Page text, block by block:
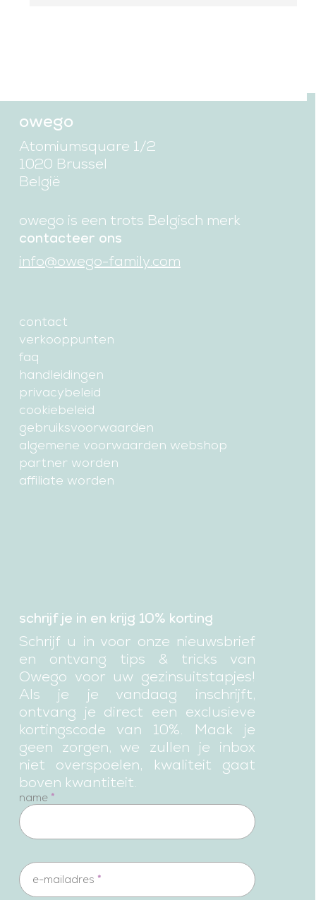
owego
Atomiumsquare 1/2
1020 Brussel
België
owego is een trots Belgisch merk
contacteer ons
info@owego-family.com
contact
verkooppunten
faq
handleidingen
privacybeleid
cookiebeleid
gebruiksvoorwaarden
algemene voorwaarden webshop
partner worden
affiliate worden
schrijf je in en krijg 10% korting
Schrijf u in voor onze nieuwsbrief
en ontvang tips & tricks van
Owego voor uw gezinsuitstapjes!
Als je je vandaag inschrijft,
ontvang je direct een exclusieve
kortingscode van 10%. Maak je
geen zorgen, we zullen je inbox
niet overspoelen, kwaliteit gaat
boven kwantiteit.
newsletter
name *
e-mailadres *